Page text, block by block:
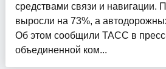
средствами связи и навигации.
выросли на 73%, а
Об этом сообщили ТАСС в
объединенной ком...